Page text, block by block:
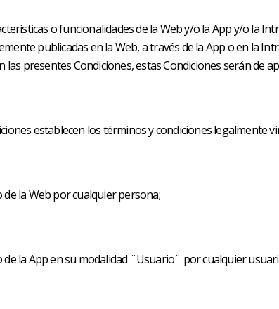
o funcionalidades de la Web y/o la App y/o la
publicadas en la Web, a través de la App o en la
las presentes Condiciones, estas Condiciones serán de
establecen los términos y condiciones legalmente
de la Web por cualquier persona;
de la App en su modalidad ¨Usuario¨ por cualquier